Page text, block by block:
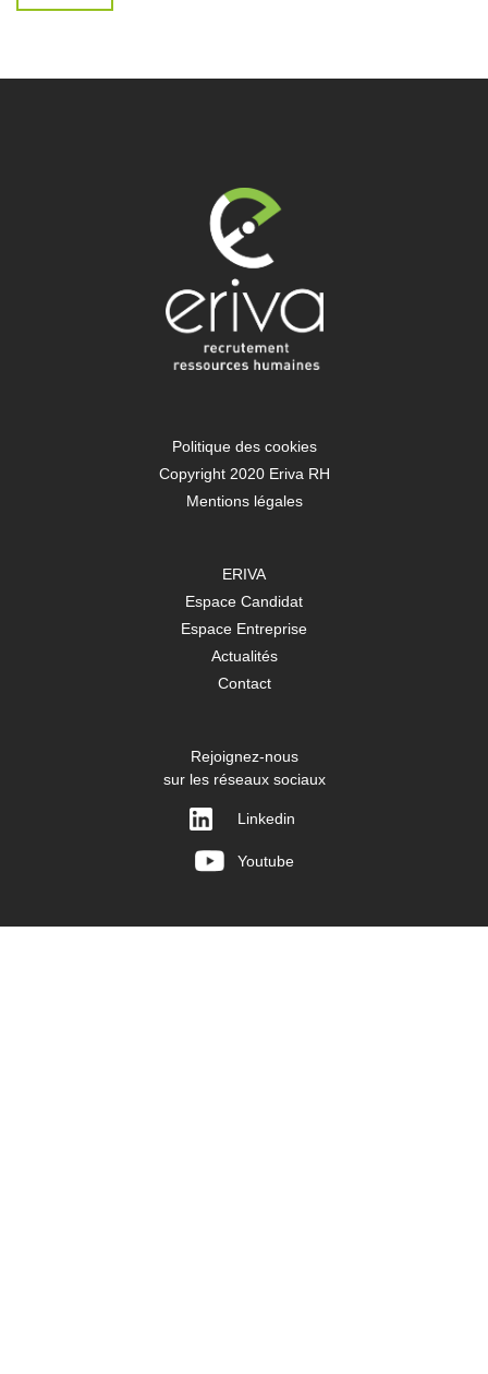
Politique des cookies
Copyright 2020 Eriva RH
Mentions légales
ERIVA
Espace Candidat
Espace Entreprise
Actualités
Contact
Rejoignez-nous
sur les réseaux sociaux
Linkedin
Youtube